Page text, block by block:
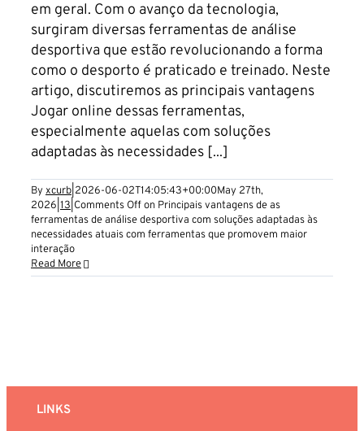
em geral. Com o avanço da tecnologia,
surgiram diversas ferramentas de análise
desportiva que estão revolucionando a forma
como o desporto é praticado e treinado. Neste
artigo, discutiremos as principais vantagens
Jogar online dessas ferramentas,
especialmente aquelas com soluções
adaptadas às necessidades [...]
Byxcurb 2026-06-02T14:05:43+00:00May 27th,
2026 13 Comments Offon Principais vantagens de as
ferramentas de análise desportiva com soluções adaptadas às
necessidades atuais com ferramentas que promovem maior
interação
Read More
LINKS